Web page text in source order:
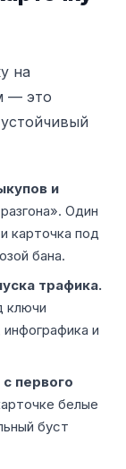
на
— это
и
Один
карточка под
бана.
трафика.
ключи
и
первого
белые
буст